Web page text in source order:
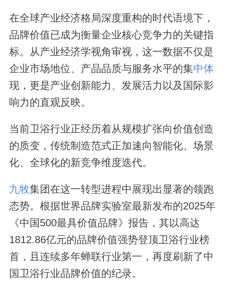
在全球产业经济格局深度重构的时代语境下，
品牌价值已成为衡量企业核心竞争力的关键指
标。从产业经济学视角审视，这一数据不仅是
企业市场地位、产品品质与服务水平的集中体
现，更是产业创新能力、发展活力以及国际影
响力的直观反映。
当前卫浴行业正经历着从规模扩张向价值创造
的质变，传统制造范式正加速向智能化、场景
化、全球化的新竞争维度迭代。
九牧集团在这一转型进程中展现出显著的领跑
态势。根据世界品牌实验室最新发布的2025年
《中国500最具价值品牌》报告，其以高达
1812.86亿元的品牌价值强势登顶卫浴行业榜
首，且连续多年蝉联行业第一，再度刷新了中
国卫浴行业品牌价值的纪录。